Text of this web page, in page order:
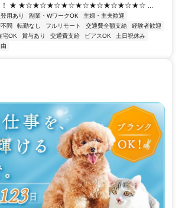
せる！ ★ ★☆★☆★☆★☆★☆★☆★☆★☆★☆ ...
用あり 副業・WワークOK
主婦・主夫歓迎
問 転勤なし フルリモート 交通費全額支給
経験者歓迎
宅OK 賞与あり 交通費支給 ピアスOK
土日祝休み